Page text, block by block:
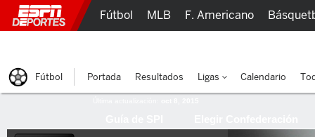
Fútbol MLB F. Americano
Fútbol Portada Resultados Ligas Calendario